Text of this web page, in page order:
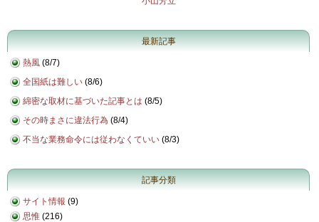
最新記事
熱風 (8/7)
全国紙は難しい (8/6)
綿密な取材に基づいた記事とは (8/5)
その時まさに違法行為 (8/4)
不当な業務命令には従わなくていい (8/3)
記事分類
サイト情報 (9)
思惟 (216)